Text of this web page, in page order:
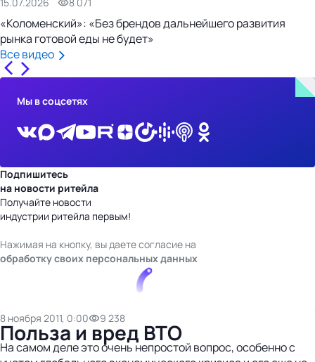
«Коломенский»: «Без брендов дальнейшего развития
рынка готовой еды не будет»
Все видео
Мы в соцсетях
Подпишитесь
на новости ритейла
Получайте новости
индустрии ритейла первым!
Нажимая на кнопку, вы даете согласие на
обработку своих персональных данных
8 ноября 2011, 0:00 9 238
Польза и вред ВТО
На самом деле это очень непростой вопрос, особенно с